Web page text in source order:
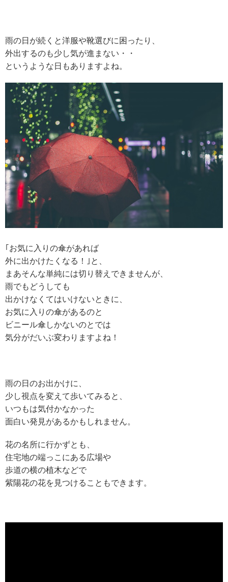
雨の日が続くと洋服や靴選びに困ったり、
外出するのも少し気が進まない・・
というような日もありますよね。
｢お気に入りの傘があれば
外に出かけたくなる！｣と、
まあそんな単純には切り替えできませんが、
雨でもどうしても
出かけなくてはいけないときに、
お気に入りの傘があるのと
ビニール傘しかないのとでは
気分がだいぶ変わりますよね！
雨の日のお出かけに、
少し視点を変えて歩いてみると、
いつもは気付かなかった
面白い発見があるかもしれません。
花の名所に行かずとも、
住宅地の端っこにある広場や
歩道の横の植木などで
紫陽花の花を見つけることもできます。